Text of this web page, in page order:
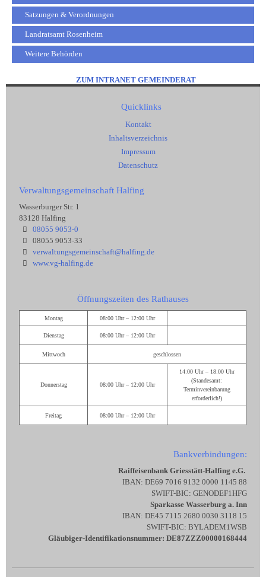
Satzungen & Verordnungen
Landratsamt Rosenheim
Weitere Behörden
ZUM INTRANET GEMEINDERAT
Quicklinks
Kontakt
Inhaltsverzeichnis
Impressum
Datenschutz
Verwaltungsgemeinschaft Halfing
Wasserburger Str. 1
83128 Halfing
08055 9053-0
08055 9053-33
verwaltungsgemeinschaft@halfing.de
www.vg-halfing.de
Öffnungszeiten des Rathauses
Montag 08:00 Uhr – 12:00 Uhr
Dienstag 08:00 Uhr – 12:00 Uhr
Mittwoch geschlossen
Donnerstag 08:00 Uhr – 12:00 Uhr
14:00 Uhr – 18:00 Uhr
(Standesamt:
Terminvereinbarung
erforderlich!)
Freitag 08:00 Uhr – 12:00 Uhr
Bankverbindungen:
Raiffeisenbank Griesstätt-Halfing e.G.
IBAN: DE69 7016 9132 0000 1145 88
SWIFT-BIC: GENODEF1HFG
Sparkasse Wasserburg a. Inn
IBAN: DE45 7115 2680 0030 3118 15
SWIFT-BIC: BYLADEM1WSB
Gläubiger-Identifikationsnummer: DE87ZZZ00000168444